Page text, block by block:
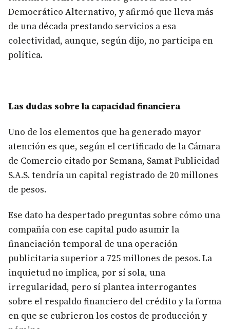
Democrático Alternativo, y afirmó que lleva más
de una década prestando servicios a esa
colectividad, aunque, según dijo, no participa en
política.
Las dudas sobre la capacidad financiera
Uno de los elementos que ha generado mayor
atención es que, según el certificado de la Cámara
de Comercio citado por Semana, Samat Publicidad
S.A.S. tendría un capital registrado de 20 millones
de pesos.
Ese dato ha despertado preguntas sobre cómo una
compañía con ese capital pudo asumir la
financiación temporal de una operación
publicitaria superior a 725 millones de pesos. La
inquietud no implica, por sí sola, una
irregularidad, pero sí plantea interrogantes
sobre el respaldo financiero del crédito y la forma
en que se cubrieron los costos de producción y